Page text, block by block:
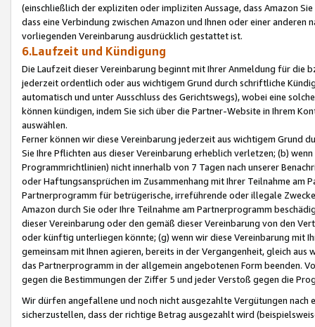
(einschließlich der expliziten oder impliziten Aussage, dass Amazon
dass eine Verbindung zwischen Amazon und Ihnen oder einer
vorliegenden Vereinbarung ausdrücklich gestattet ist.
6.Laufzeit und Kündigung
Die Laufzeit dieser Vereinbarung beginnt mit Ihrer Anmeldung für die
jederzeit ordentlich oder aus wichtigem Grund durch schriftliche
automatisch und unter Ausschluss des Gerichtswegs), wobei eine
können kündigen, indem Sie sich über die Partner-Website in Ihrem
auswählen.
Ferner können wir diese Vereinbarung jederzeit aus wichtigem Grund
Sie Ihre Pflichten aus dieser Vereinbarung erheblich verletzen; (b)
Programmrichtlinien) nicht innerhalb von 7 Tagen nach unserer
oder Haftungsansprüchen im Zusammenhang mit Ihrer Teilnahme am
Partnerprogramm für betrügerische, irreführende oder illegale
Amazon durch Sie oder Ihre Teilnahme am Partnerprogramm
dieser Vereinbarung oder den gemäß dieser Vereinbarung von den
oder künftig unterliegen könnte; (g) wenn wir diese Vereinbarung mit
gemeinsam mit Ihnen agieren, bereits in der Vergangenheit, gleich
das Partnerprogramm in der allgemein angebotenen Form beenden.
gegen die Bestimmungen der Ziffer 5 und jeder Verstoß gegen die
Wir dürfen angefallene und noch nicht ausgezahlte Vergütungen
sicherzustellen, dass der richtige Betrag ausgezahlt wird